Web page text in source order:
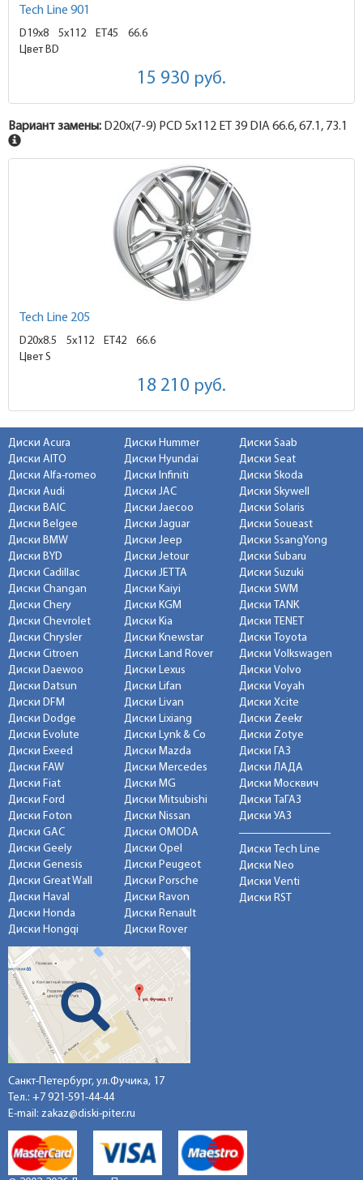
Tech Line 901
D19x8 5x112 ET45
66.6
Цвет BD
15 930 руб.
Вариант замены: D20x(7-9) PCD 5x112 ET 39 DIA 66.6, 67.1, 73.1
Tech Line 205
D20x8.5 5x112 ET42
66.6
Цвет S
18 210 руб.
Диски Acura
Диски AITO
Диски Alfa-romeo
Диски Audi
Диски BAIC
Диски Belgee
Диски BMW
Диски BYD
Диски Cadillac
Диски Changan
Диски Chery
Диски Chevrolet
Диски Chrysler
Диски Citroen
Диски Daewoo
Диски Datsun
Диски DFM
Диски Dodge
Диски Evolute
Диски Exeed
Диски FAW
Диски Fiat
Диски Ford
Диски Foton
Диски GAC
Диски Geely
Диски Genesis
Диски Great Wall
Диски Haval
Диски Honda
Диски Hongqi
Диски Hummer
Диски Hyundai
Диски Infiniti
Диски JAC
Диски Jaecoo
Диски Jaguar
Диски Jeep
Диски Jetour
Диски JETTA
Диски Kaiyi
Диски KGM
Диски Kia
Диски Knewstar
Диски Land Rover
Диски Lexus
Диски Lifan
Диски Livan
Диски Lixiang
Диски Lynk & Co
Диски Mazda
Диски Mercedes
Диски MG
Диски Mitsubishi
Диски Nissan
Диски OMODA
Диски Opel
Диски Peugeot
Диски Porsche
Диски Ravon
Диски Renault
Диски Rover
Диски Saab
Диски Seat
Диски Skoda
Диски Skywell
Диски Solaris
Диски Soueast
Диски SsangYong
Диски Subaru
Диски Suzuki
Диски SWM
Диски TANK
Диски TENET
Диски Toyota
Диски Volkswagen
Диски Volvo
Диски Voyah
Диски Xcite
Диски Zeekr
Диски Zotye
Диски ГАЗ
Диски ЛАДА
Диски Москвич
Диски ТаГАЗ
Диски УАЗ
Диски Tech Line
Диски Neo
Диски Venti
Диски RST
Санкт-Петербург, ул.Фучика, 17
Тел.: +7 921-591-44-44
E-mail: zakaz@diski-piter.ru